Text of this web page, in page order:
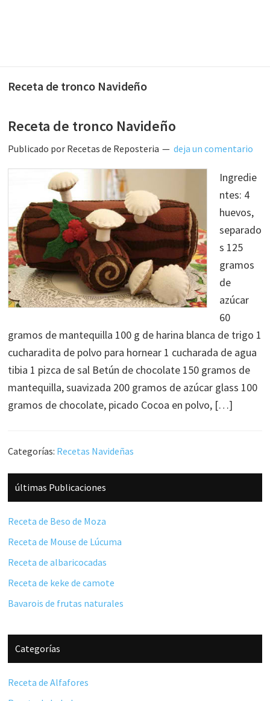
Receta de tronco Navideño
Receta de tronco Navideño
Publicado por Recetas de Reposteria deja un comentario
Ingredie
ntes: 4
huevos,
separado
s 125
gramos
de
azúcar
60
gramos de mantequilla 100 g de harina blanca de trigo 1
cucharadita de polvo para hornear 1 cucharada de agua
tibia 1 pizca de sal Betún de chocolate 150 gramos de
mantequilla, suavizada 200 gramos de azúcar glass 100
gramos de chocolate, picado Cocoa en polvo, […]
Categorías: Recetas Navideñas
Barra
lateral
principal
últimas Publicaciones
Receta de Beso de Moza
Receta de Mouse de Lúcuma
Receta de albaricocadas
Receta de keke de camote
Bavarois de frutas naturales
Categorías
Receta de Alfafores